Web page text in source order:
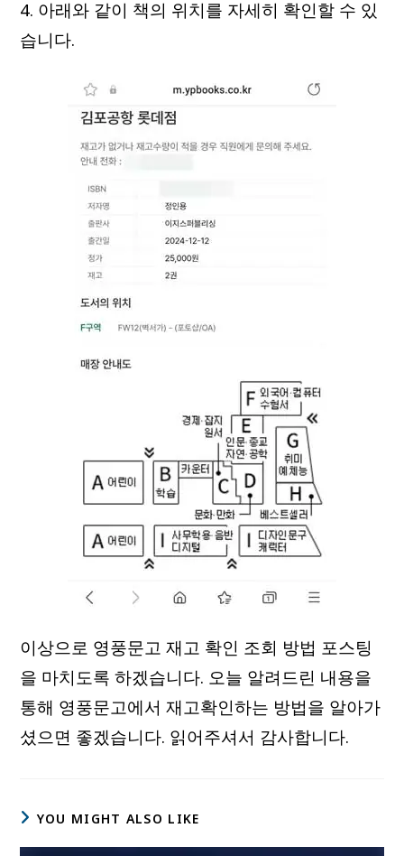
4. 아래와 같이 책의 위치를 자세히 확인할 수 있
습니다.
이상으로 영풍문고 재고 확인 조회 방법 포스팅
을 마치도록 하겠습니다. 오늘 알려드린 내용을
통해 영풍문고에서 재고확인하는 방법을 알아가
셨으면 좋겠습니다. 읽어주셔서 감사합니다.
YOU MIGHT ALSO LIKE